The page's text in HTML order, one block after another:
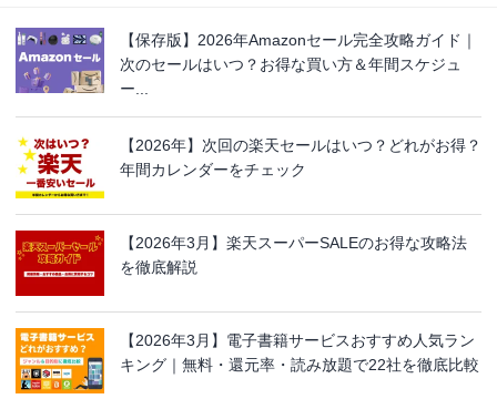
【保存版】2026年Amazonセール完全攻略ガイド｜
次のセールはいつ？お得な買い方＆年間スケジュ
ー...
【2026年】次回の楽天セールはいつ？どれがお得？
年間カレンダーをチェック
【2026年3月】楽天スーパーSALEのお得な攻略法
を徹底解説
【2026年3月】電子書籍サービスおすすめ人気ラン
キング｜無料・還元率・読み放題で22社を徹底比較